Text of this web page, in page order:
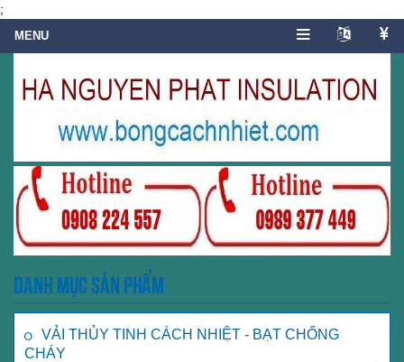
;
Danh mục sản phẩm
VẢI THỦY TINH CÁCH NHIỆT - BẠT CHỐNG
CHÁY